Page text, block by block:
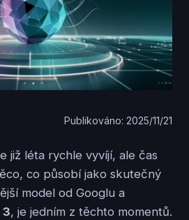
Publikováno: 2025/11/21
již léta rychle vyvíjí, ale čas
co působí jako skutečný
model od Googlu a
3, je jedním z těchto momentů.